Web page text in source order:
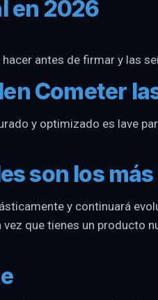
en 2026
antes de firmar y las
Cometer
y optimizado es lave
son los
y continuará
que tienes un producto